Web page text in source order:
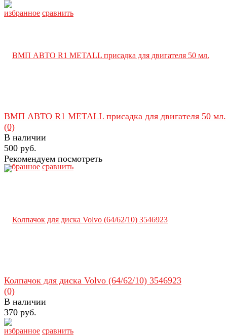
избранное сравнить
избранное сравнить
ВМП АВТО R1 METALL присадка для двигателя 50 мл.
(0)
В наличии
500 руб.
Рекомендуем посмотреть
избранное сравнить
Колпачок для диска Volvo (64/62/10) 3546923
(0)
В наличии
370 руб.